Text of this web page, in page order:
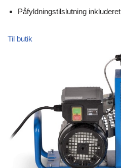
Påfyldningstilslutning inkluderet
Til butik